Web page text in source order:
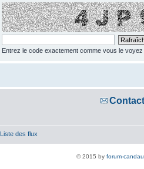
Entrez le code exactement comme vous le
Contact
Liste des flux
© 2015 by forum-